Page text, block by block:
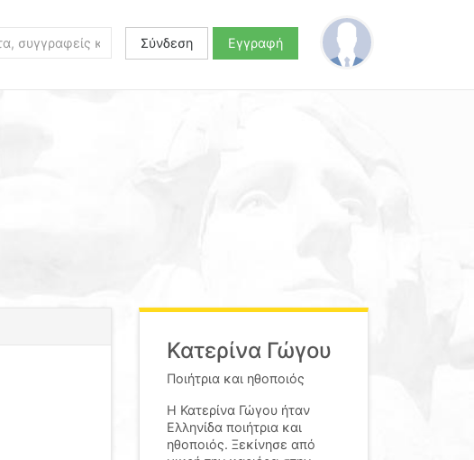
Σύνδεση Εγγραφή
Κατερίνα Γώγου
Ποιήτρια και ηθοποιός
Η Κατερίνα Γώγου ήταν
Ελληνίδα ποιήτρια και
ηθοποιός. Ξεκίνησε από